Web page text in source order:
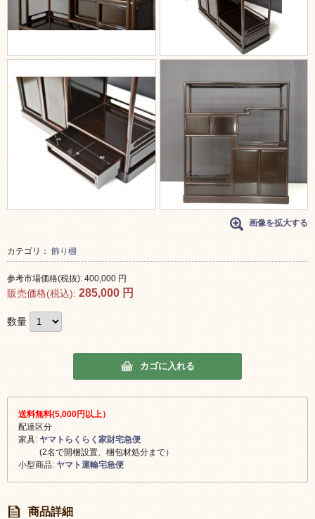
画像を拡大する
カテゴリ： 飾り棚
参考市場価格(税抜): 400,000 円
販売価格(税込): 285,000 円
数量
カゴに入れる
送料無料(5,000円以上）
配達区分
家具: ヤマトらくらく家財宅急便
(2名で開梱設置、梱包材処分まで）
小型商品: ヤマト運輸宅急便
商品詳細